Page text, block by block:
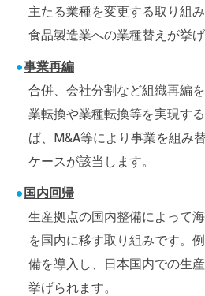
主たる業種を変更する取り組
食品製造業への業種替えが挙げ
事業再編
合併、会社分割など組織再編
業転換や業種転換等を実現す
ば、M&A等により事業を組み
ケースが該当します。
国内回帰
生産拠点の国内整備によって
を国内に移す取り組みです。
備を導入し、日本国内での生
挙げられます。